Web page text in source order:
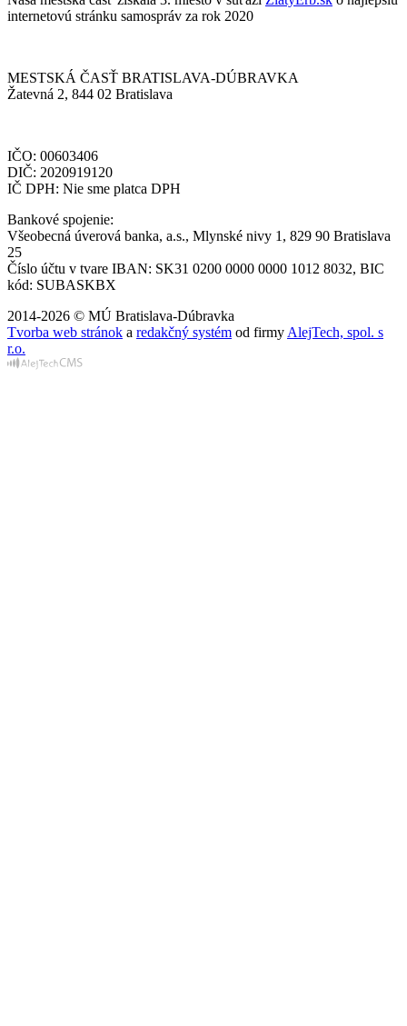
internetovú stránku samospráv za rok 2020
MESTSKÁ ČASŤ BRATISLAVA-DÚBRAVKA
Žatevná 2, 844 02 Bratislava
IČO: 00603406
DIČ: 2020919120
IČ DPH: Nie sme platca DPH
Bankové spojenie:
Všeobecná úverová banka, a.s., Mlynské nivy 1, 829 90 Bratislava
25
Číslo účtu v tvare IBAN: SK31 0200 0000 0000 1012 8032, BIC
kód: SUBASKBX
2014-2026 © MÚ Bratislava-Dúbravka
Tvorba web stránok a redakčný systém od firmy AlejTech, spol. s
r.o.